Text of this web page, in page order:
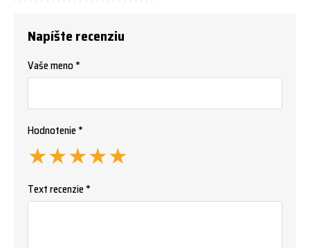
Napíšte recenziu
Vaše meno *
Hodnotenie *
★
★
★
★
★
Text recenzie *